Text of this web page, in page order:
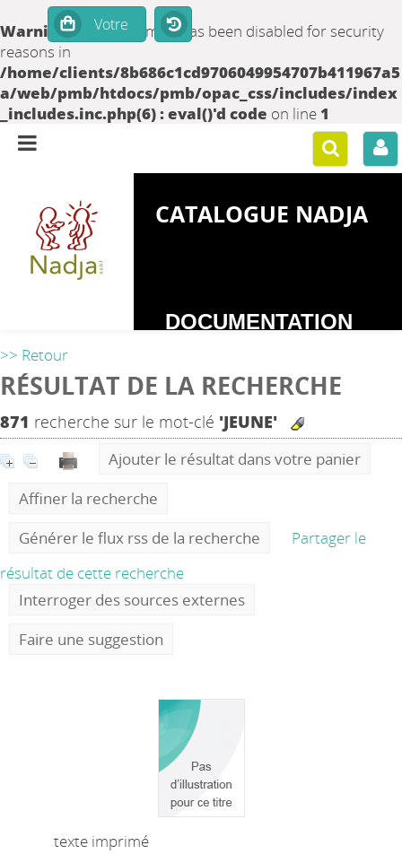
Warning: set_time_limit() has been disabled for security
reasons in
/home/clients/8b686c1cd9706049954707b411967a5
a/web/pmb/htdocs/pmb/opac_css/includes/index
_includes.inc.php(6) : eval()'d code on line 1
CATALOGUE NADJA
DOCUMENTATION
DEPENDANCES
>> Retour
RÉSULTAT DE LA RECHERCHE
871 recherche sur le mot-clé 'JEUNE'
Ajouter le résultat dans votre panier
Affiner la recherche
Générer le flux rss de la recherche
Partager le
résultat de cette recherche
Interroger des sources externes
Faire une suggestion
texte imprimé